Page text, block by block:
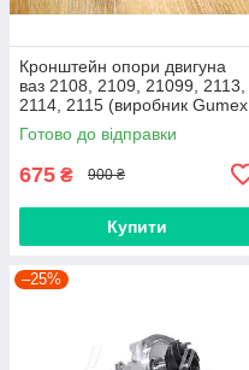
Кронштейн опори двигуна
ваз 2108, 2109, 21099, 2113,
2114, 2115 (виробник Gumex,
Польща)
Готово до відправки
675 ₴ 900 ₴
Купити
–25%